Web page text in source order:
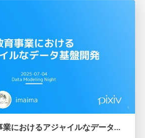
20250704_教育事業におけるアジャイルなデータ基盤構築